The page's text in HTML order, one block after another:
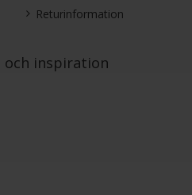
Returinformation
och inspiration